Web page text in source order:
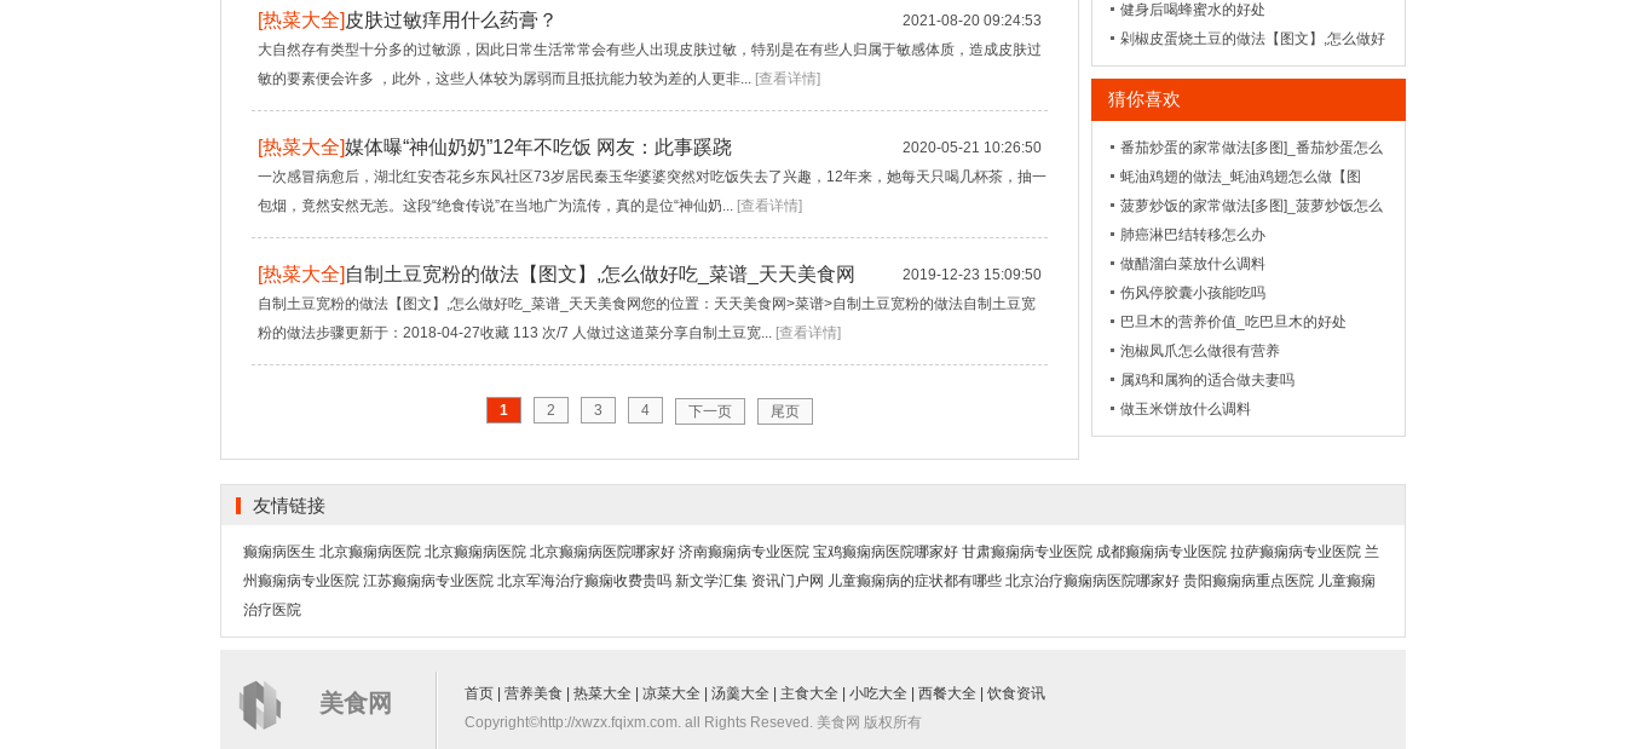
[热菜大全] 皮肤过敏痒用什么药膏？
2021-08-20 09:24:53
大自然存有类型十分多的过敏源，因此日常生活常常会有些人出現皮肤过敏，特别是在有些人归属于敏感体质，造成皮肤过
敏的要素便会许多 ，此外，这些人体较为孱弱而且抵抗能力较为差的人更非... [查看详情]
[热菜大全]媒体曝“神仙奶奶”12年不吃饭 网友：此事蹊跷
2020-05-21 10:26:50
一次感冒病愈后，湖北红安杏花乡东风社区73岁居民秦玉华婆婆突然对吃饭失去了兴趣，12年来，她每天只喝几杯茶，抽一
包烟，竟然安然无恙。这段“绝食传说”在当地广为流传，真的是位“神仙奶... [查看详情]
[热菜大全] 自制土豆宽粉的做法【图文】,怎么做好吃_菜谱_天天美食网
2019-12-23 15:09:50
自制土豆宽粉的做法【图文】,怎么做好吃_菜谱_天天美食网您的位置：天天美食网>菜谱>自制土豆宽粉的做法自制土豆宽
粉的做法步骤更新于：2018-04-27收藏 113 次/7 人做过这道菜分享自制土豆宽... [查看详情]
1 2 3 4 下一页 尾页
谱
健身后喝蜂蜜水的好处
剁椒皮蛋烧土豆的做法【图文】,怎么做好
吃_菜谱_天天美食网
猜你喜欢
番茄炒蛋的家常做法[多图]_番茄炒蛋怎么
做好吃_1
蚝油鸡翅的做法_蚝油鸡翅怎么做【图
文】_家常菜谱
菠萝炒饭的家常做法[多图]_菠萝炒饭怎么
做好吃-_午餐食谱
肺癌淋巴结转移怎么办
做醋溜白菜放什么调料
伤风停胶囊小孩能吃吗
巴旦木的营养价值_吃巴旦木的好处
泡椒凤爪怎么做很有营养
属鸡和属狗的适合做夫妻吗
做玉米饼放什么调料
友情链接
癫痫病医生 北京癫痫病医院 北京癫痫病医院 北京癫痫病医院哪家好 济南癫痫病专业医院 宝鸡癫痫病医院哪家好 甘肃癫痫病专业医院 成都癫痫病专业医院 拉萨癫痫病专业医院 兰
州癫痫病专业医院 江苏癫痫病专业医院 北京军海治疗癫痫收费贵吗 新文学汇集 资讯门户网 儿童癫痫病的症状都有哪些 北京治疗癫痫病医院哪家好 贵阳癫痫病重点医院 儿童癫痫
治疗医院
美食网 首页 营养美食 热菜大全 凉菜大全 汤羹大全 主食大全 小吃大全 西餐大全
饮食资讯
Copyright©http://xwzx.fqixm.com. all Rights Reseved. 美食网 版权所有